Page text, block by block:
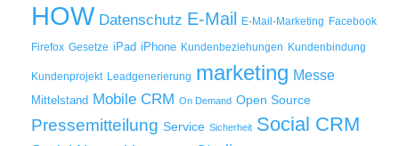
HOW Datenschutz E-Mail E-Mail-Marketing Facebook
Firefox Gesetze iPad iPhone Kundenbeziehungen Kundenbindung
Kundenprojekt Leadgenerierung marketing Messe
Mittelstand Mobile CRM On Demand Open Source
Pressemitteilung Service Sicherheit Social CRM